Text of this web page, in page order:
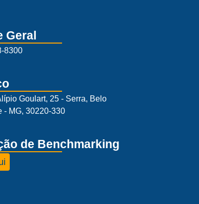
Geral
8300
Goulart, 25 - Serra, Belo
- MG, 30220-330
de Benchmarking